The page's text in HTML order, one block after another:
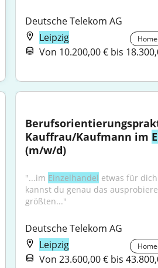
Deutsche Telekom AG
Leipzig
Von 10.200,00 € bis
Kauffrau/Kaufmann im
(m/w/d)
"...im Einzelhandel etwas für
kannst du genau das
größten..."
Deutsche Telekom AG
Leipzig
Von 23.600,00 € bis